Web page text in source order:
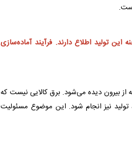
تولید اطلاع دارند. فرآیند آماده‌سازی
از بیرون دیده می‌شود. برق کالایی نیست که
تولید نیز انجام شود. این موضوع مسئولیت